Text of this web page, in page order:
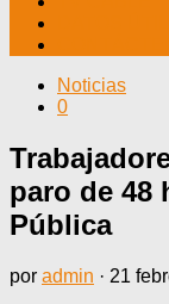
Noticias
0
paro de 48
Pública
por admin · 21